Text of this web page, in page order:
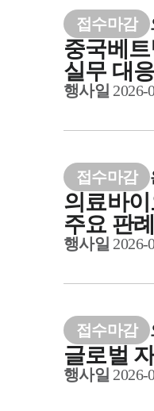
접수마감
중국베
실무 대
행사일 2026-
접수마감
의료바
주요 판
행사일 2026-
접수마감
글로벌
행사일 2026-